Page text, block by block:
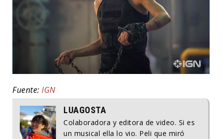
Fuente: IGN
LUAGOSTA
Colaboradora y editora de video. Si es
un musical ella lo vio. Peli que miró